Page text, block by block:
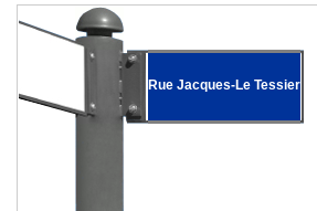
Rue Jacques-Le Tessier